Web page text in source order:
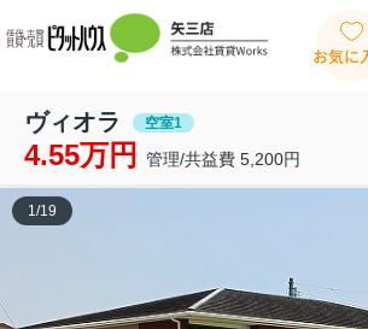
お気に
ヴィオラ 空室1
4.55万円 管理/共益費 5,200円
1/19